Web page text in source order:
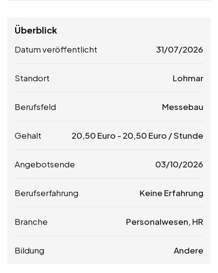
Überblick
Datum veröffentlicht 31/07/2026
Standort Lohmar
Berufsfeld Messebau
Gehalt 20,50 Euro - 20,50 Euro / Stunde
Angebotsende 03/10/2026
Berufserfahrung Keine Erfahrung
Branche Personalwesen, HR
Bildung Andere